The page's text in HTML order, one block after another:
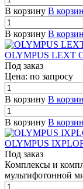
В корзину В
В корзину В
OLYMPUS LEXT
Под заказ
Цена: по запросу
В корзину В
В корзину В
OLYMPUS
Под заказ
Комплексы и
мультифотонной